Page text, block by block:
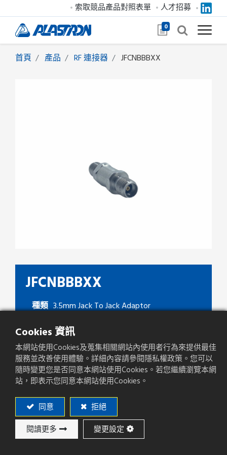
0
索取競品產品對照表單 人才招募
首頁 產品 RF 連接器 JFCNBBBXX
JFCNBBBXX
加入詢價
種類 3.5mm Jack To Jack Adaptor
Cookies 資訊
本網站使用Cookies及蒐集相關網站內使用者行為來提供最佳
服務並改善使用體驗。詳細內容請參閱隱私權政策。您可以
隨時變更您是否同意本網站使用Cookies。若您繼續瀏覽本網
站，即表示您同意本網站使用Cookies。
同意 拒絕
閱讀更多 變更設定